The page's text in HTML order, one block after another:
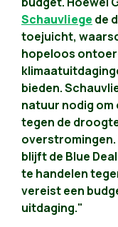
Schauvliege de
toejuicht,
hopeloos
bieden.
natuur nodig
tegen de
blijft de Blue
te handelen
vereist een
uitdaging."